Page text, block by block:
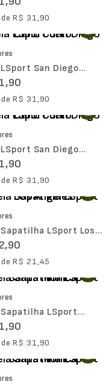
deR$ 31,90
San Diego
,90
deR$ 31,90
San Diego
,90
deR$ 31,90
LSport Los
,90
deR$ 21,45
LSport
Mônica
,90
deR$ 31,90